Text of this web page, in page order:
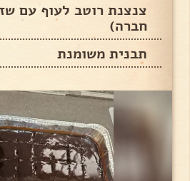
צנצנת רוטב לעוף עם
חברה)
תבנית משומנת